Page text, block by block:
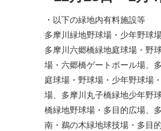
・以下の緑地内有料施設等
多摩川緑地野球場・少年野球
多摩川六郷橋緑地庭球場・野
場・六郷橋ゲートボール場、
庭球場・野球場・少年野球場
場、多摩川丸子橋緑地少年野
橋緑地野球場・多目的広場、
南・鵜の木緑地球技場・多目